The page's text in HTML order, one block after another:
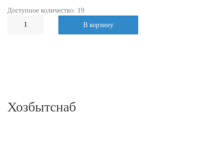
Доступное количество: 19
В корзину
Хозбытснаб